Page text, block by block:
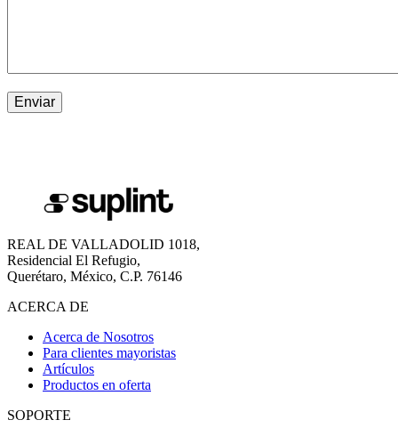
REAL DE VALLADOLID 1018,
Residencial El Refugio,
Querétaro, México, C.P. 76146
ACERCA DE
Acerca de Nosotros
Para clientes mayoristas
Artículos
Productos en oferta
SOPORTE